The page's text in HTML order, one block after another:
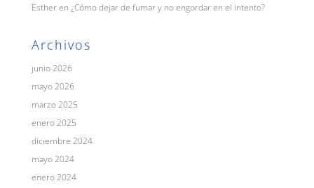
Estheren ¿Cómo dejar de fumar y no engordar en el intento?
Archivos
junio 2026
mayo 2026
marzo 2025
enero 2025
diciembre 2024
mayo 2024
enero 2024